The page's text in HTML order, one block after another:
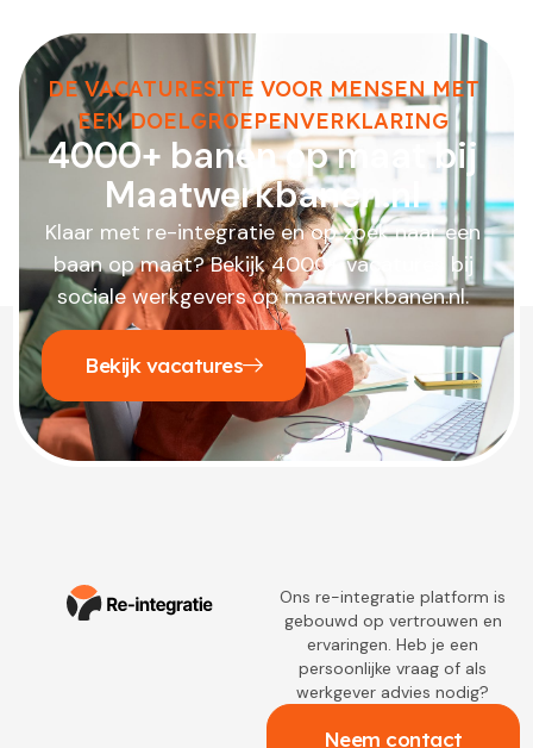
DE VACATURESITE VOOR MENSEN MET
EEN DOELGROEPENVERKLARING
4000+ banen op maat bij
Maatwerkbanen.nl
Klaar met re-integratie en op zoek naar een
baan op maat? Bekijk 4000+ vacatures bij
sociale werkgevers op maatwerkbanen.nl.
Bekijk vacatures
Ons re-integratie platform is
gebouwd op vertrouwen en
ervaringen. Heb je een
persoonlijke vraag of als
werkgever advies nodig?
Neem contact